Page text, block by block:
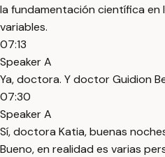
la fundamentación científica en
variables.
07:13
Speaker A
Ya, doctora. Y doctor Guidion
07:30
Speaker A
Sí, doctora Katia, buenas
Bueno, en realidad es varias